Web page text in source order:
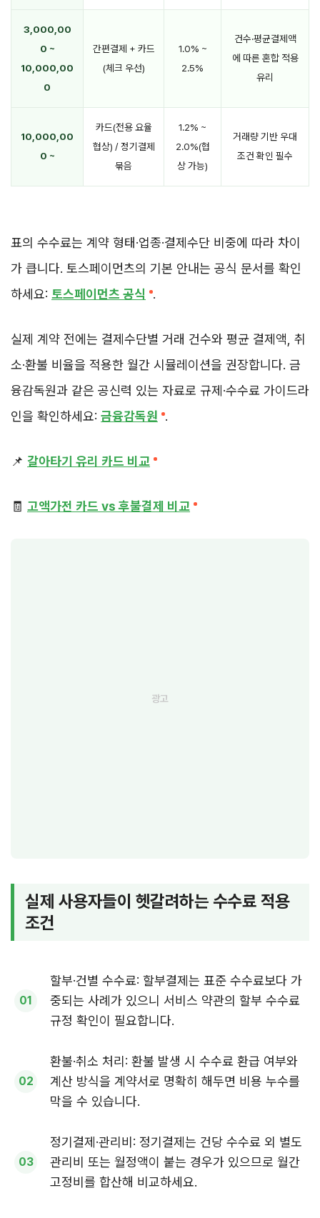
3,000,00
0 ~
10,000,00
0
간편결제 + 카드
(체크 우선)
1.0% ~
2.5%
건수·평균결제액
에 따른 혼합 적용
유리
10,000,00
0 ~
카드(전용 요율
협상) / 정기결제
묶음
1.2% ~
2.0%(협
상 가능)
거래량 기반 우대
조건 확인 필수
표의 수수료는 계약 형태·업종·결제수단 비중에 따라 차이
가 큽니다. 토스페이먼츠의 기본 안내는 공식 문서를 확인
하세요: 토스페이먼츠 공식 .
실제 계약 전에는 결제수단별 거래 건수와 평균 결제액, 취
소·환불 비율을 적용한 월간 시뮬레이션을 권장합니다. 금
융감독원과 같은 공신력 있는 자료로 규제·수수료 가이드라
인을 확인하세요: 금융감독원 .
📌 갈아타기 유리 카드 비교
🧾 고액가전 카드 vs 후불결제 비교
실제 사용자들이 헷갈려하는 수수료 적용
조건
할부·건별 수수료: 할부결제는 표준 수수료보다 가
중되는 사례가 있으니 서비스 약관의 할부 수수료
규정 확인이 필요합니다.
환불·취소 처리: 환불 발생 시 수수료 환급 여부와
계산 방식을 계약서로 명확히 해두면 비용 누수를
막을 수 있습니다.
정기결제·관리비: 정기결제는 건당 수수료 외 별도
관리비 또는 월정액이 붙는 경우가 있으므로 월간
고정비를 합산해 비교하세요.